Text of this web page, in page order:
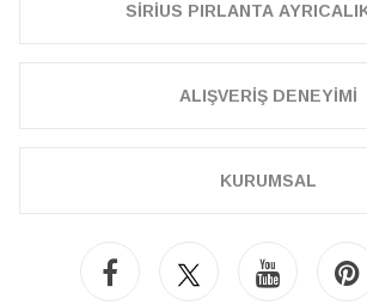
SİRİUS PIRLANTA
ALIŞVERİŞ DENEYİMİ
KURUMSAL